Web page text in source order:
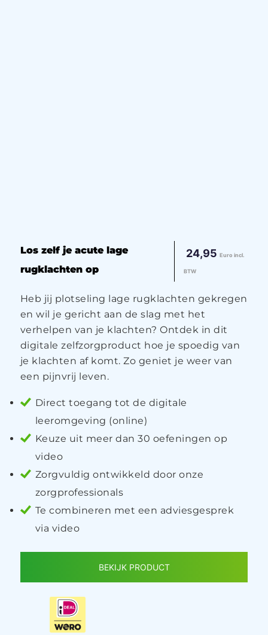
Los zelf je acute lage
rugklachten op
24,95 Euro incl.
BTW
Heb jij plotseling lage rugklachten gekregen
en wil je gericht aan de slag met het
verhelpen van je klachten? Ontdek in dit
digitale zelfzorgproduct hoe je spoedig van
je klachten af komt. Zo geniet je weer van
een pijnvrij leven.
Direct toegang tot de digitale
leeromgeving (online)
Keuze uit meer dan 30 oefeningen op
video
Zorgvuldig ontwikkeld door onze
zorgprofessionals
Te combineren met een adviesgesprek
via video
BEKIJK PRODUCT